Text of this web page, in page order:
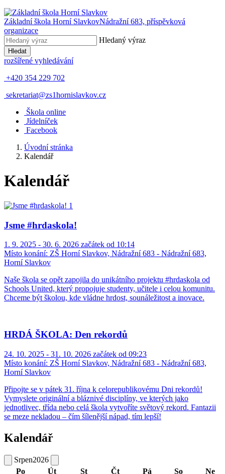
Základní škola Horní SlavkovNádražní 683, příspěvková
organizace
Hledaný výraz
Hledat
rozšířené vyhledávání
+420 354 229 702
sekretariat@zs1hornislavkov.cz
Škola online
Jídelníček
Facebook
Úvodní stránka
Kalendář
Kalendář
Jsme #hrdaskola!
1. 9. 2025 - 30. 6. 2026 začátek od 10:14
Místo konání: ZŠ Horní Slavkov, Nádražní 683 - Nádražní 683,
Horní Slavkov
Naše škola se opět zapojila do unikátního projektu #hrdaskola od
Schools United, který propojuje studenty, učitele i celou komunitu.
Chceme být školou, kde vládne hrdost, sounáležitost a inovace.
HRDÁ ŠKOLA: Den rekordů
24. 10. 2025 - 31. 10. 2026 začátek od 09:23
Místo konání: ZŠ Horní Slavkov, Nádražní 683 - Nádražní 683,
Horní Slavkov
Připojte se v pátek 31. října k celorepublikovému Dni rekordů!
Vymyslete originální a bláznivé disciplíny, ve kterých jako
jednotlivec, třída nebo celá škola vytvoříte světový rekord. Fantazii
se meze nekladou – čím šílenější nápad, tím lepší!
Kalendář
Srpen2026
Po
Út St Čt Pá So
Ne